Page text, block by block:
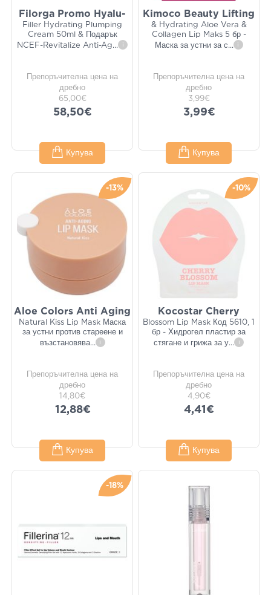
Filorga Promo Hyalu-
Filler Hydrating Plumping
Cream 50ml & Подарък
NCEF-Revitalize Anti-Ag... i
Препоръчителна цена на
дребно
65,00€
58,50€
Купува
Kimoco Beauty Lifting
& Hydrating Aloe Vera &
Collagen Lip Maks 5 бр -
Маска за устни за с... i
Препоръчителна цена на
дребно
3,99€
3,99€
Купува
-13%
Aloe Colors Anti Aging
Natural Kiss Lip Mask Маска
за устни против стареене и
възстановява... i
Препоръчителна цена на
дребно
14,80€
12,88€
Купува
-10%
Kocostar Cherry
Blossom Lip Mask Код 5610, 1
бр - Хидрогел пластир за
стягане и грижа за у... i
Препоръчителна цена на
дребно
4,90€
4,41€
Купува
-18%